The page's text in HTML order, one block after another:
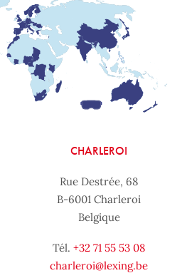
CHARLEROI
Rue Destrée, 68
B-6001 Charleroi
Belgique
Tél. +32 71 55 53 08
charleroi@lexing.be